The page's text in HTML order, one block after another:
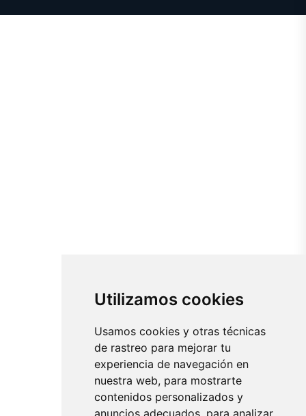
Utilizamos cookies
Usamos cookies y otras técnicas
de rastreo para mejorar tu
experiencia de navegación en
nuestra web, para mostrarte
contenidos personalizados y
anuncios adecuados, para analizar